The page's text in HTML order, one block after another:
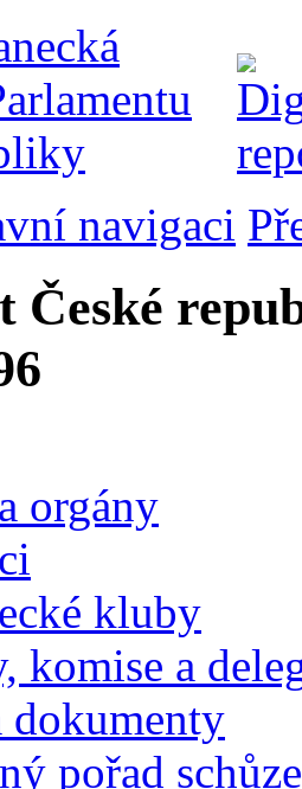
navigaci
České
orgány
kluby
komise a
dokumenty
pořad schůze